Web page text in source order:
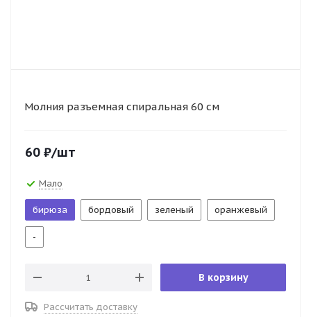
Молния разъемная спиральная 60 см
60 ₽/шт
Мало
бирюза бордовый зеленый оранжевый
-
В корзину
Рассчитать доставку